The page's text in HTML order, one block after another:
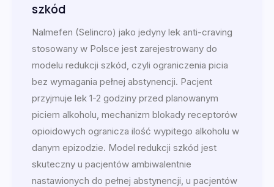
szkód
Nalmefen (Selincro) jako jedyny lek anti-craving
stosowany w Polsce jest zarejestrowany do
modelu redukcji szkód, czyli ograniczenia picia
bez wymagania pełnej abstynencji. Pacjent
przyjmuje lek 1-2 godziny przed planowanym
piciem alkoholu, mechanizm blokady receptorów
opioidowych ogranicza ilość wypitego alkoholu w
danym epizodzie. Model redukcji szkód jest
skuteczny u pacjentów ambiwalentnie
nastawionych do pełnej abstynencji, u pacjentów